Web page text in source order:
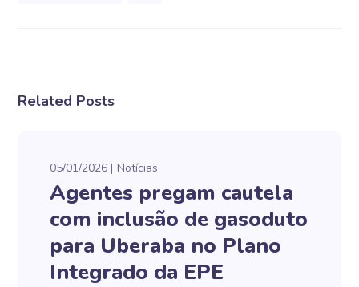
Related Posts
05/01/2026 Notícias
Agentes pregam cautela
com inclusão de gasoduto
para Uberaba no Plano
Integrado da EPE